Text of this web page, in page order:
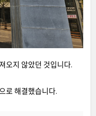
오지 않았던 것입니다.
로 해결했습니다.